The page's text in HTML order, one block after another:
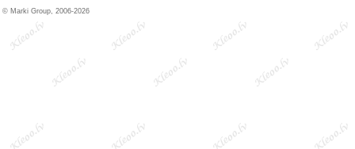
© Marki Group, 2006-2026